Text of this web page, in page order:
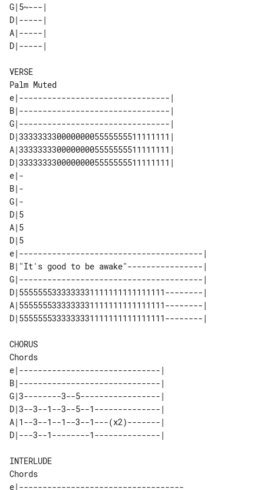
G|5~---|
D|-----|
A|-----|
VERSE
e|--------------------------------|
B|--------------------------------|
G|--------------------------------|
D|33333333000000005555555511111111|
A|33333333000000005555555511111111|
D|33333333000000005555555511111111|
e|-
B|-
G|-
D|5
A|5
D|5
e|---------------------------------------|
B|"It's good to be awake"----------------|
G|---------------------------------------|
D|5555555333333331111111111111111--------|
A|5555555333333331111111111111111--------|
CHORUS
e|------------------------------|
B|------------------------------|
G|3--------3--5-----------------|
D|3--3--1--3--5--1--------------|
A|1--3--1--1--3--1---(x2)-------|
INTERLUDE
e|-----------------------------------